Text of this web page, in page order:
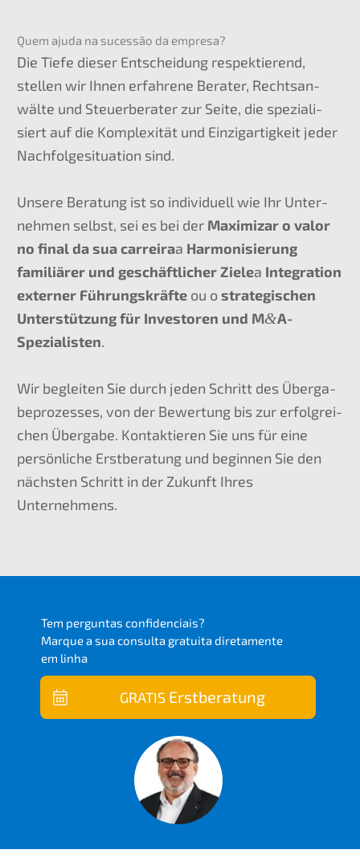
Quem ajuda na suces­são da empresa?
Die Tiefe dieser Entschei­dung respek­tie­rend,
stellen wir Ihnen erfah­re­ne Berater, Rechts­an­
wäl­te und Steuer­be­ra­ter zur Seite, die spezia­li­
siert auf die Komple­xi­tät und Einzig­ar­tig­keit jeder
Nachfol­ge­si­tua­ti­on sind.
Unsere Beratung ist so indivi­du­ell wie Ihr Unter­
neh­men selbst, sei es bei der Maximi­zar o valor
no final da sua carrei­raa Harmo­ni­sie­rung
familiä­rer und geschäft­li­cher Zielea Integra­ti­on
exter­ner Führungs­kräf­te ou ostrate­gi­schen
Unter­stüt­zung für Inves­to­ren und M&A-
Spezialisten.
Wir beglei­ten Sie durch jeden Schritt des Überga­
be­pro­zes­ses, von der Bewer­tung bis zur erfolg­rei­
chen Überga­be. Kontak­tie­ren Sie uns für eine
persön­li­che Erstbe­ra­tung und begin­nen Sie den
nächs­ten Schritt in der Zukunft Ihres
Unternehmens.
Tem pergun­tas confidenciais?
Marque a sua consul­ta gratui­ta direta­men­te
em linha
GRATISErstbe­ra­tung